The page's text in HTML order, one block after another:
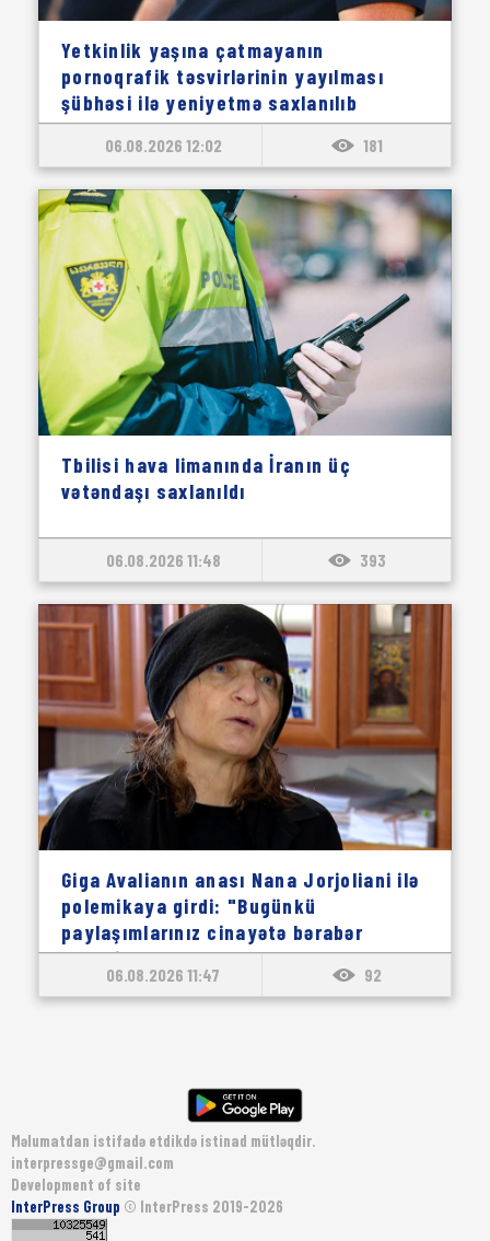
Yetkinlik yaşına çatmayanın
pornoqrafik təsvirlərinin yayılması
şübhəsi ilə yeniyetmə saxlanılıb
06.08.2026 12:02 181
Tbilisi hava limanında İranın üç
vətəndaşı saxlanıldı
06.08.2026 11:48 393
Giga Avalianın anası Nana Jorjoliani ilə
polemikaya girdi: "Bugünkü
paylaşımlarınız cinayətə bərabər
səhvdir"
06.08.2026 11:47 92
Məlumatdan istifadə etdikdə istinad mütləqdir.
interpressge@gmail.com
Development of site
InterPress Group © InterPress 2019-2026